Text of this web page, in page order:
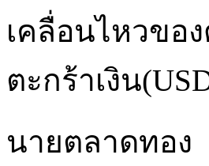
เคลื่อนไหวขอ
ตะกร้าเงิน
นายตลาดทอง